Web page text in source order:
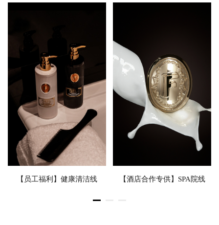
【员工福利】健康清洁线 【酒店合作专供】SPA院线